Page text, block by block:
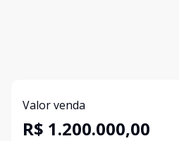
Valor venda
R$ 1.200.000,00